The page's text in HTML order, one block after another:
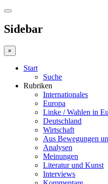
Sidebar
×
Start
Suche
Rubriken
Internationales
Europa
Linke / Wahlen in
Deutschland
Wirtschaft
Aus Bewegungen
Analysen
Meinungen
Literatur und Kunst
Interviews